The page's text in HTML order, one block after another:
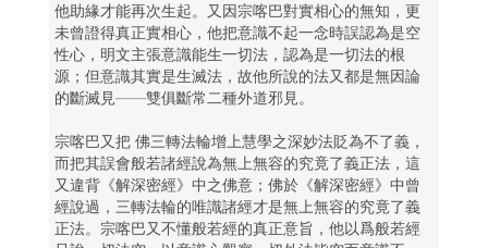
他助緣才能再次生起。又因宗喀巴對實相心的無知，更
未曾證得真正實相心，他把意識不起一念時誤認為是空
性心，明文主張意識能生一切法，認為是一切法的根
源；但意識其實是生滅法，故他所說的法又都是無因論
的斷滅見——雙俱斷常二種外道邪見。
宗喀巴又把 佛三轉法輪增上慧學之深妙法貶為不了義，
而把其誤會般若諸經說為無上無容的究竟了義正法，這
又違背《解深密經》中之佛意；佛於《解深密經》中曾
經說過，三轉法輪的唯識諸經才是無上無容的究竟了義
正法。宗喀巴又不懂般若經的真正意旨，他以爲般若經